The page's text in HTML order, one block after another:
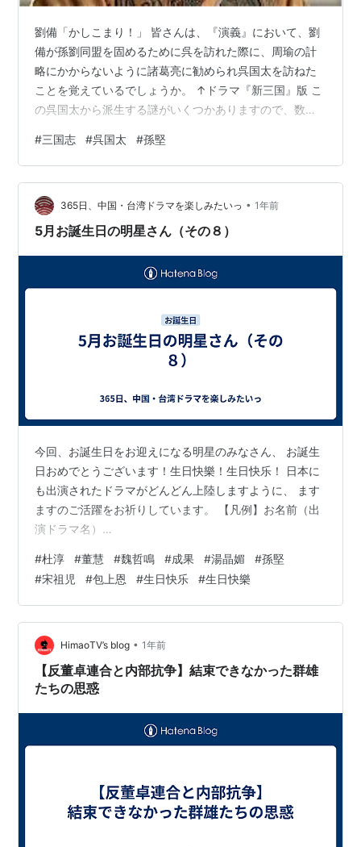
劉備「かしこまり！」 皆さんは、『演義』において、劉
備が孫劉同盟を固めるために呉を訪れた際に、周瑜の計
略にかからないように諸葛亮に勧められ呉国太を訪ねた
ことを覚えているでしょうか。 ↑ドラマ『新三国』版 こ
の呉国太から派生する謎がいくつかありますので、数回
す。 さて、この呉国太はその呼び名自体に日本人ではな
じみの薄い身分の呼称がこめられています。 筆者が読ん
だ連環画（横山三国志でも同じかもしれませんが）で
は、呉国太夫人という記述だったと思われ、小学生の頃
は呉国の太夫人という区切りで理解していた記憶があり
#三国志 #呉国太 #孫堅
365日、中国・台湾ドラマを楽しみたいっ • 1年前
5月お誕生日の明星さん（その８）
今回、お誕生日をお迎えになる明星のみなさん、 お誕生
日おめでとうございます！生日快樂！生日快乐！ 日本に
も出演されたドラマがどんどん上陸しますように、 ます
ますのご活躍をお祈りしています。 【凡例】お名前（出
演ドラマ名）
5/22 ・杜淳さん （大奉打更人、君、花海棠の紅にあら
ず、海上牧雲記～3つの予言と王朝の謎～、雲中歌～愛を
奏でる～、傾城の雪、隋唐演義～集いし46人の英雄と滅
びゆく帝国～、水滸伝 All Men Are Brothers、宮 パレス
～時をかける宮女～） ・凌瀟粛さん （蒼穹の剣、画皮～
千年の恋～ ） ・李康宜さん （流星花園…
#杜淳 #董慧 #魏哲鳴 #成果 #湯晶媚 #孫堅
#宋祖児 #包上恩 #生日快乐 #生日快樂
HimaoTV’s blog • 1年前
【反董卓連合と内部抗争】結束できなかった群雄
たちの思惑